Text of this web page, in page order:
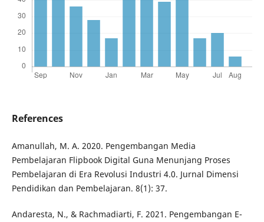
References
Amanullah, M. A. 2020. Pengembangan Media
Pembelajaran Flipbook Digital Guna Menunjang Proses
Pembelajaran di Era Revolusi Industri 4.0. Jurnal Dimensi
Pendidikan dan Pembelajaran. 8(1): 37.
Andaresta, N., & Rachmadiarti, F. 2021. Pengembangan E-